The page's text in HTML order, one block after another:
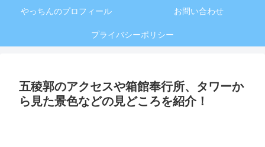
やっちんのプロフィール お問い合わせ
プライバシーポリシー
五稜郭のアクセスや箱館奉行所、タワーか
ら見た景色などの見どころを紹介！